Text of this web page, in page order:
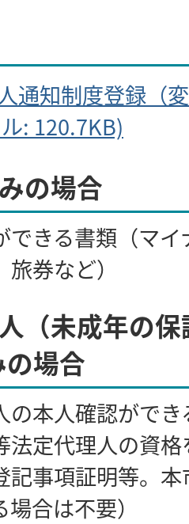
通知制度登録（
: 120.7KB)
の場合
できる書類（マ
券など）
（未成年の
場合
の本人確認ができ
法定代理人の資
記事項証明等。
合は不要）